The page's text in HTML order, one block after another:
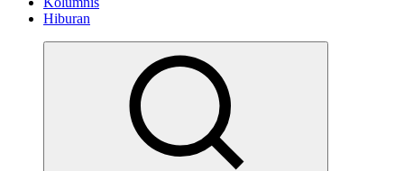
Hiburan